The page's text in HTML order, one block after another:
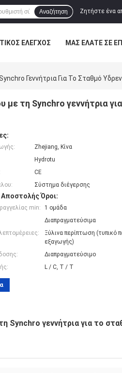
Ζητήστε ένα
Αναζήτηση
ΈΛΕΓΧΟΣ ΜΑΣ ΕΛΆΤΕ ΣΕ
Γεννήτρια Για Το Σταθμό
με τη Synchro γεννήτρια
Zhejiang, Κίνα
Hydrotu
CE
Σύστημα διέγερσης
Όροι:
min:
1 ομάδα
Διαπραγματεύσιμα
Ξύλινα περίπτωση (τυπικό
εξαγωγής)
Διαπραγματεύσιμο
L / C, T / T
Synchro γεννήτρια για το